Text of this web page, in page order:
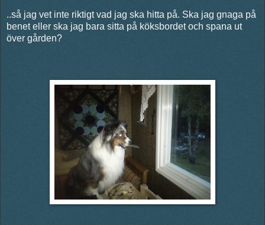
..så jag vet inte riktigt vad jag ska hitta på. Ska jag gnaga på
benet eller ska jag bara sitta på köksbordet och spana ut
över gården?